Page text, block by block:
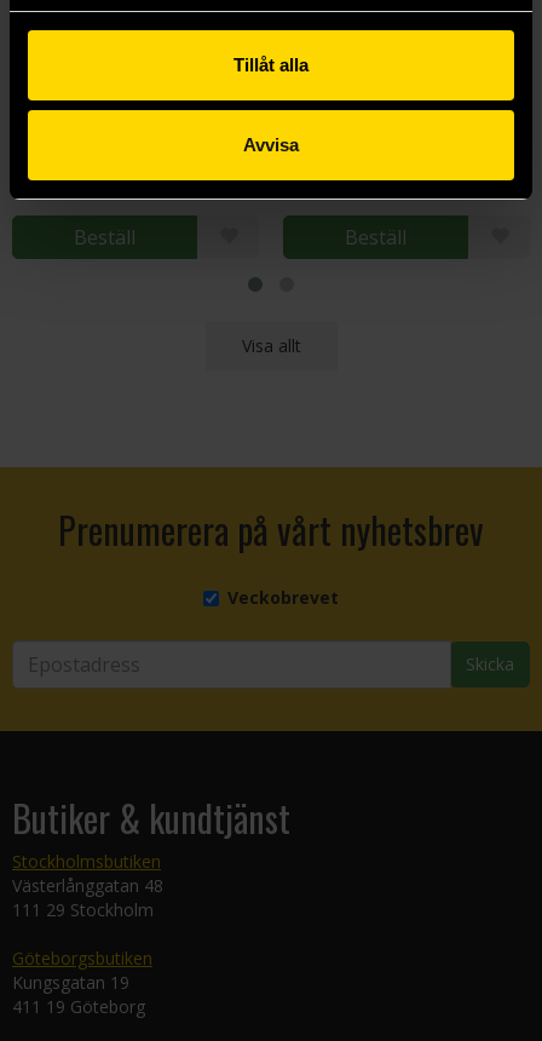
Tillåt alla
Avvisa
The Last Contract of Isako
Beställ
Untethered Sky
259 kr
Beställ
Visa allt
Prenumerera på vårt nyhetsbrev
Veckobrevet
Skicka
Butiker & kundtjänst
Stockholmsbutiken
Västerlånggatan 48
111 29 Stockholm
Göteborgsbutiken
Kungsgatan 19
411 19 Göteborg